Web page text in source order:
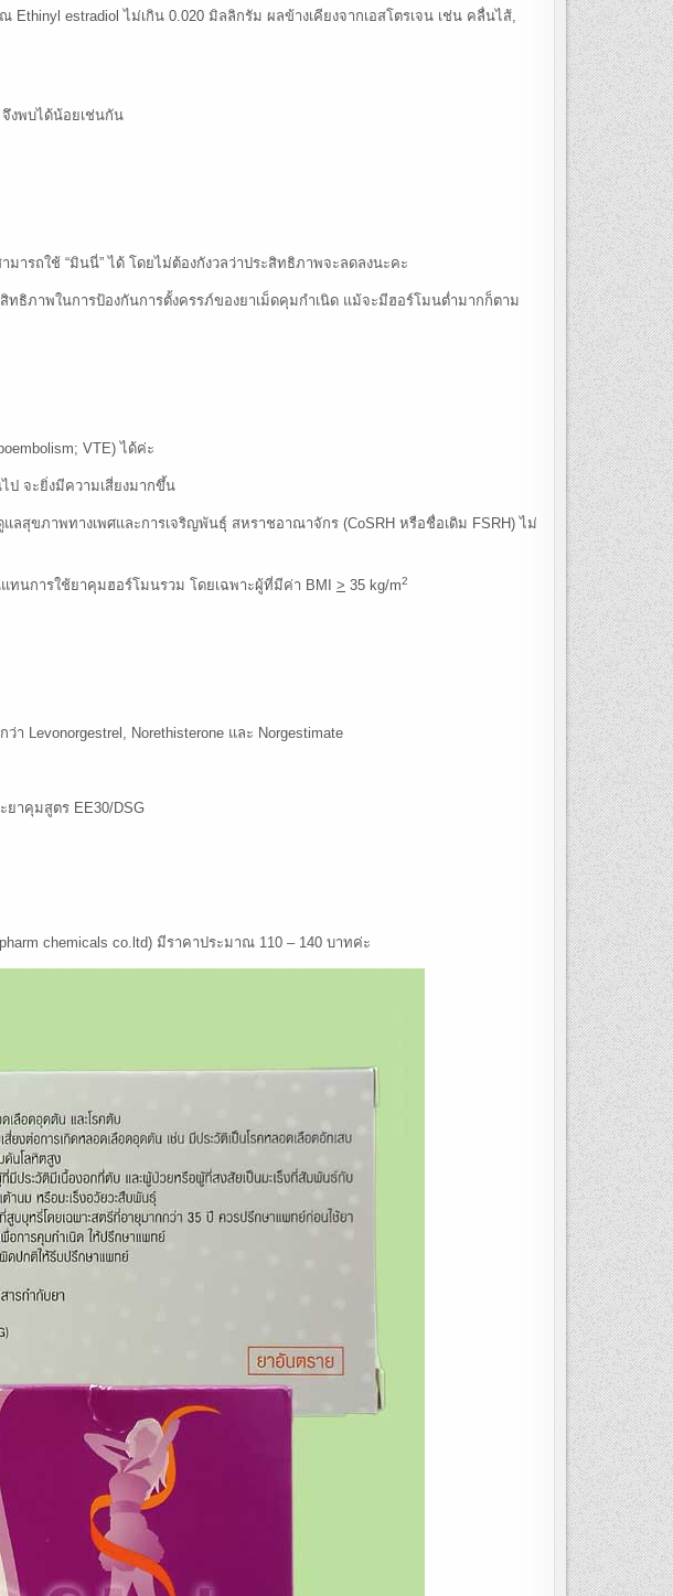
estradiol ไม่เกิน 0.020 มิลลิกรัม ผลข้างเคียงจากเอสโตรเจน เช่น คลื่นไส้,
งพบได้น้อยเช่นกัน
ารถใช้ “มินนี่” ได้ โดยไม่ต้องกังวลว่าประสิทธิภาพจะลดลงนะคะ
ทธิภาพในการป้องกันการตั้งครรภ์ของยาเม็ดคุมกำเนิด แม้จะมีฮอร์โมนต่ำมากก็ตาม
VTE) ได้ค่ะ
ป จะยิ่งมีความเสี่ยงมากขึ้น
สุขภาพทางเพศและการเจริญพันธุ์ สหราชอาณาจักร (CoSRH หรือชื่อเดิม FSRH) ไม่
ทนการใช้ยาคุมฮอร์โมนรวม โดยเฉพาะผู้ที่มีค่า BMI > 35 kg/m2
Levonorgestrel, Norethisterone และ Norgestimate
ยาคุมสูตร EE30/DSG
chemicals co.ltd) มีราคาประมาณ 110 – 140 บาทค่ะ